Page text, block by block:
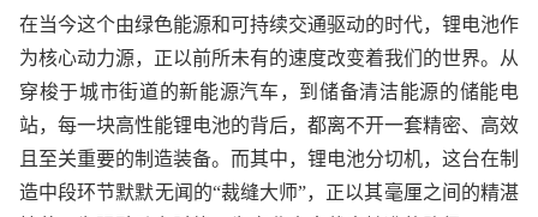
在当今这个由绿色能源和可持续交通驱动的时代，锂电池作
为核心动力源，正以前所未有的速度改变着我们的世界。从
穿梭于城市街道的新能源汽车，到储备清洁能源的储能电
站，每一块高性能锂电池的背后，都离不开一套精密、高效
且至关重要的制造装备。而其中，锂电池分切机，这台在制
造中段环节默默无闻的“裁缝大师”，正以其毫厘之间的精湛